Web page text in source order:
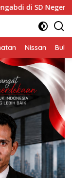
1 Sungai Liput
Nissan